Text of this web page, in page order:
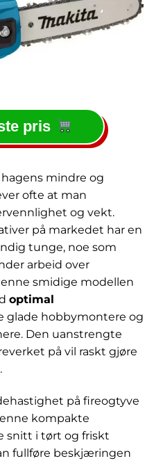
pris
mindre og
ofte at man
og vekt.
på markedet har en
tunge, noe som
arbeid over
smidige modellen
optimal
glade hobbymontere og
Den uanstrengte
på vil raskt gjøre
på fireogtyve
kompakte
snitt i tørt og friskt
fullføre beskjæringen